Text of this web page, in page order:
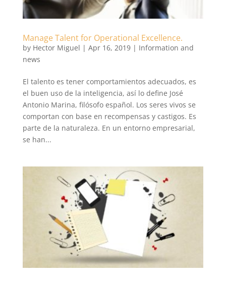
Manage Talent for Operational Excellence.
by Hector Miguel | Apr 16, 2019| Information and
news
El talento es tener comportamientos adecuados, es
el buen uso de la inteligencia, así lo define José
Antonio Marina, filósofo español. Los seres vivos se
comportan con base en recompensas y castigos. Es
parte de la naturaleza. En un entorno empresarial,
se han...